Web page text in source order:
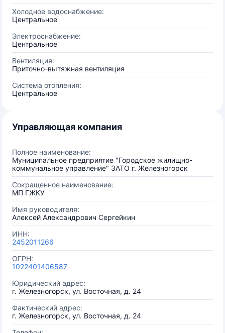
Холодное водоснабжение:
Центральное
Электроснабжение:
Центральное
Вентиляция:
Приточно-вытяжная вентиляция
Система отопления:
Центральное
Управляющая компания
Полное наименование:
Муниципальное предприятие "Городское жилищно-
коммунальное управление" ЗАТО г. Железногорск
Сокращенное наименование:
МП ГЖКУ
Имя руководителя:
Алексей Александрович Сергейкин
ИНН:
2452011266
ОГРН:
1022401406587
Юридический адрес:
г. Железногорск, ул. Восточная, д. 24
Фактический адрес:
г. Железногорск, ул. Восточная, д. 24